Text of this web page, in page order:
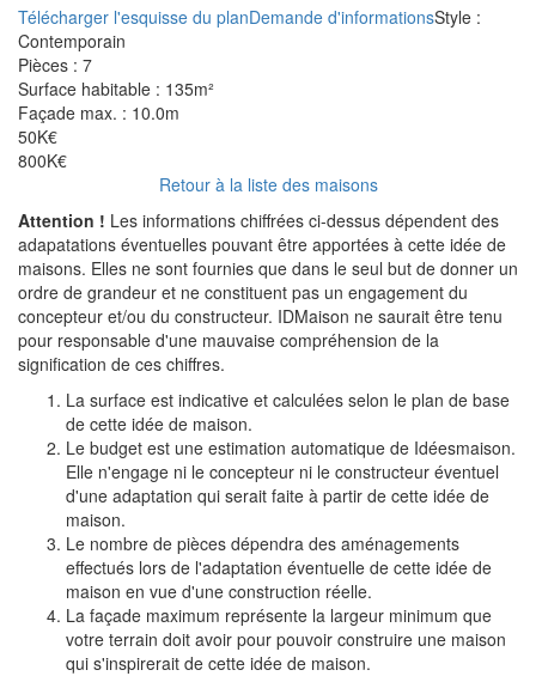
Télécharger l'esquisse du planDemande d'informationsStyle :
Contemporain
Pièces : 7
Surface habitable : 135m²
Façade max. : 10.0m
50K€
800K€
Retour à la liste des maisons
Attention ! Les informations chiffrées ci-dessus dépendent des
adapatations éventuelles pouvant être apportées à cette idée de
maisons. Elles ne sont fournies que dans le seul but de donner un
ordre de grandeur et ne constituent pas un engagement du
concepteur et/ou du constructeur. IDMaison ne saurait être tenu
pour responsable d'une mauvaise compréhension de la
signification de ces chiffres.
La surface est indicative et calculées selon le plan de base
de cette idée de maison.
Le budget est une estimation automatique de Idéesmaison.
Elle n'engage ni le concepteur ni le constructeur éventuel
d'une adaptation qui serait faite à partir de cette idée de
maison.
Le nombre de pièces dépendra des aménagements
effectués lors de l'adaptation éventuelle de cette idée de
maison en vue d'une construction réelle.
La façade maximum représente la largeur minimum que
votre terrain doit avoir pour pouvoir construire une maison
qui s'inspirerait de cette idée de maison.